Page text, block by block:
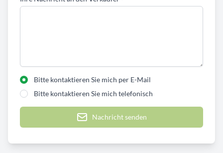
Bitte kontaktieren Sie mich per E-Mail
Bitte kontaktieren Sie mich telefonisch
Nachricht senden